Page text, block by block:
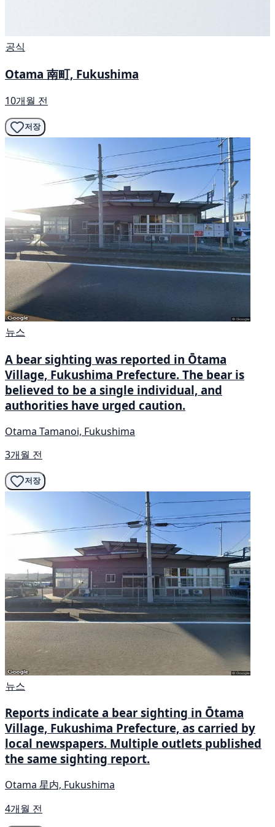
공식
Otama 南町, Fukushima
10개월 전
저장
뉴스
A bear sighting was reported in Ōtama
Village, Fukushima Prefecture. The bear is
believed to be a single individual, and
authorities have urged caution.
Otama Tamanoi, Fukushima
3개월 전
저장
뉴스
Reports indicate a bear sighting in Ōtama
Village, Fukushima Prefecture, as carried by
local newspapers. Multiple outlets published
the same sighting report.
Otama 星内, Fukushima
4개월 전